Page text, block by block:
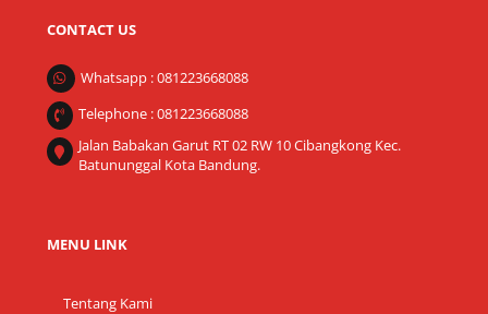
CONTACT US
Whatsapp : 081223668088
Telephone : 081223668088
Jalan Babakan Garut RT 02 RW 10 Cibangkong Kec.
Batununggal Kota Bandung.
MENU LINK
Tentang Kami